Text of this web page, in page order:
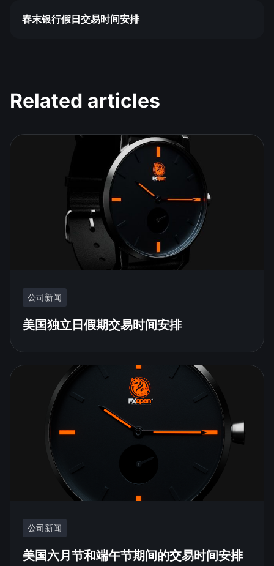
春末银行假日交易时间安排
Related articles
公司新闻
美国独立日假期交易时间安排
公司新闻
美国六月节和端午节期间的交易时间安排